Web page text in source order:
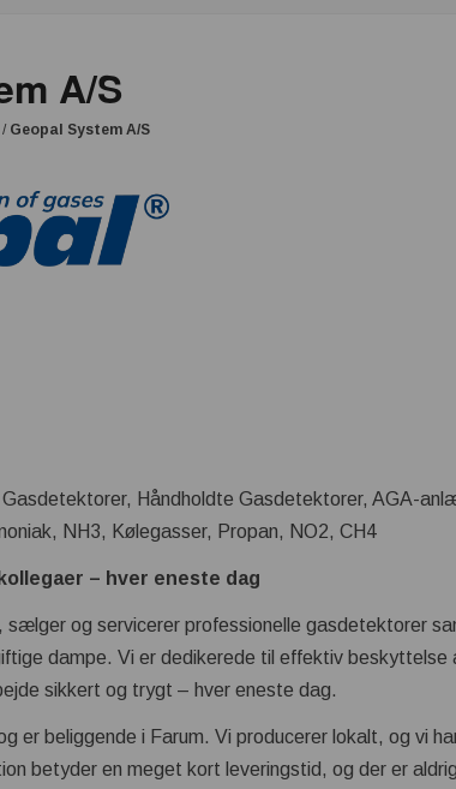
A/S
/ Geopal System A/S
Håndholdte Gasdetektorer, AGA-
NH3, Kølegasser, Propan, NO2, CH4
– hver eneste dag
sælger og servicerer professionelle gasdetektorer
dampe. Vi er dedikerede til effektiv beskyttelse
sikkert og trygt – hver eneste dag.
er beliggende i Farum. Vi producerer lokalt, og vi
betyder en meget kort leveringstid, og der er